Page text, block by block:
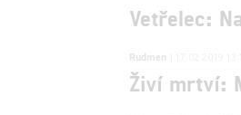
Vetřelec:
Rudmen
Živí mrtví: